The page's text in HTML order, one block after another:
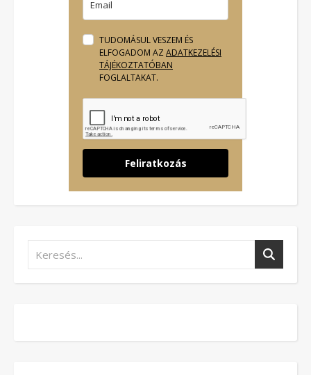
TUDOMÁSUL VESZEM ÉS
ELFOGADOM AZ ADATKEZELÉSI
TÁJÉKOZTATÓBAN
FOGLALTAKAT.
Feliratkozás